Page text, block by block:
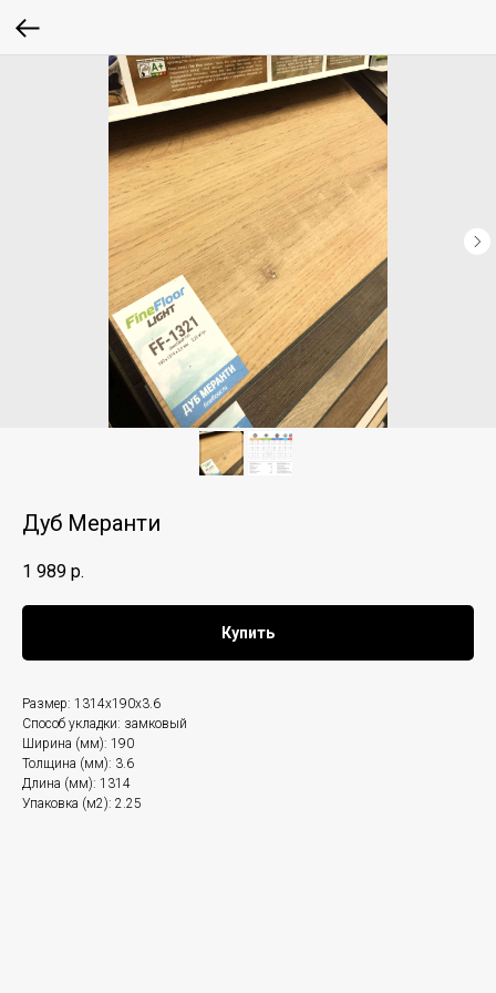
Дуб Меранти
1 989 р.
Купить
Размер: 1314x190x3.6
Способ укладки: замковый
Ширина (мм): 190
Толщина (мм): 3.6
Длина (мм): 1314
Упаковка (м2): 2.25